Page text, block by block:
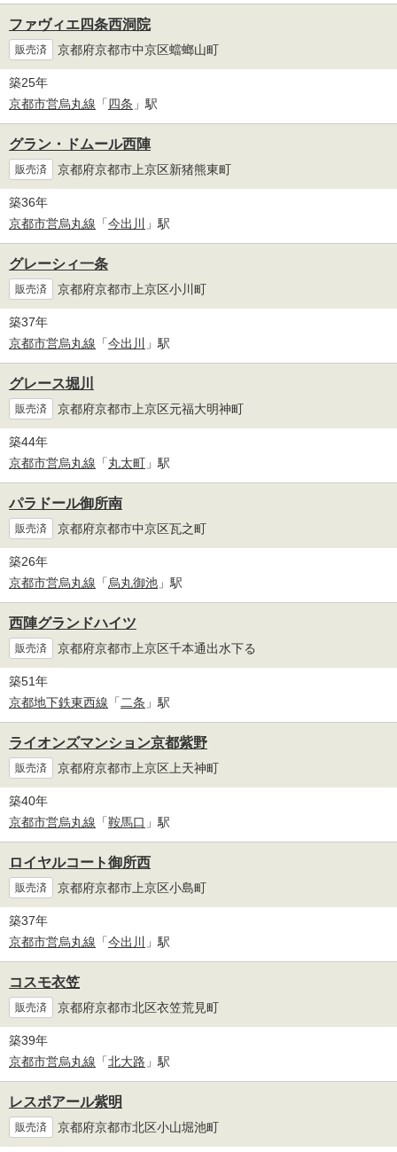
ファヴィエ四条西洞院
販売済 京都府京都市中京区蟷螂山町
築25年
京都市営烏丸線 「四条 」駅
グラン・ドムール西陣
販売済 京都府京都市上京区新猪熊東町
築36年
京都市営烏丸線 「今出川 」駅
グレーシィ一条
販売済 京都府京都市上京区小川町
築37年
京都市営烏丸線 「今出川 」駅
グレース堀川
販売済 京都府京都市上京区元福大明神町
築44年
京都市営烏丸線 「丸太町 」駅
パラドール御所南
販売済 京都府京都市中京区瓦之町
築26年
京都市営烏丸線 「烏丸御池 」駅
西陣グランドハイツ
販売済 京都府京都市上京区千本通出水下る
築51年
京都地下鉄東西線 「 二条 」駅
ライオンズマンション京都紫野
販売済 京都府京都市上京区上天神町
築40年
京都市営烏丸線 「鞍馬口 」駅
ロイヤルコート御所西
販売済 京都府京都市上京区小島町
築37年
京都市営烏丸線 「今出川 」駅
コスモ衣笠
販売済 京都府京都市北区衣笠荒見町
築39年
京都市営烏丸線 「北大路 」駅
レスポアール紫明
販売済 京都府京都市北区小山堀池町